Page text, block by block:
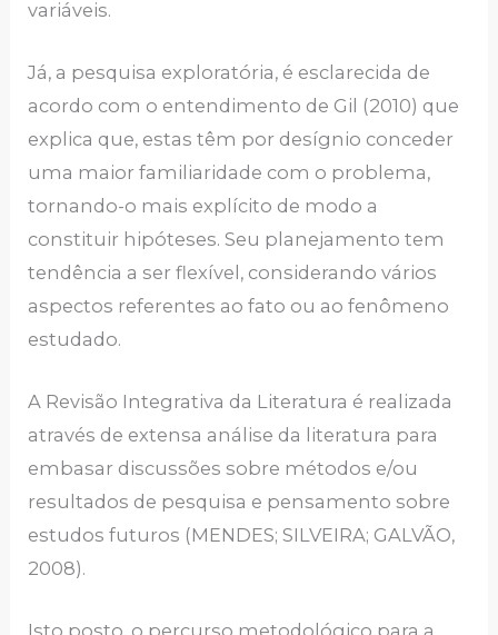
variáveis.
Já, a pesquisa exploratória, é esclarecida de
acordo com o entendimento de Gil (2010) que
explica que, estas têm por desígnio conceder
uma maior familiaridade com o problema,
tornando-o mais explícito de modo a
constituir hipóteses. Seu planejamento tem
tendência a ser flexível, considerando vários
aspectos referentes ao fato ou ao fenômeno
estudado.
A Revisão Integrativa da Literatura é realizada
através de extensa análise da literatura para
embasar discussões sobre métodos e/ou
resultados de pesquisa e pensamento sobre
estudos futuros (MENDES; SILVEIRA; GALVÃO,
2008).